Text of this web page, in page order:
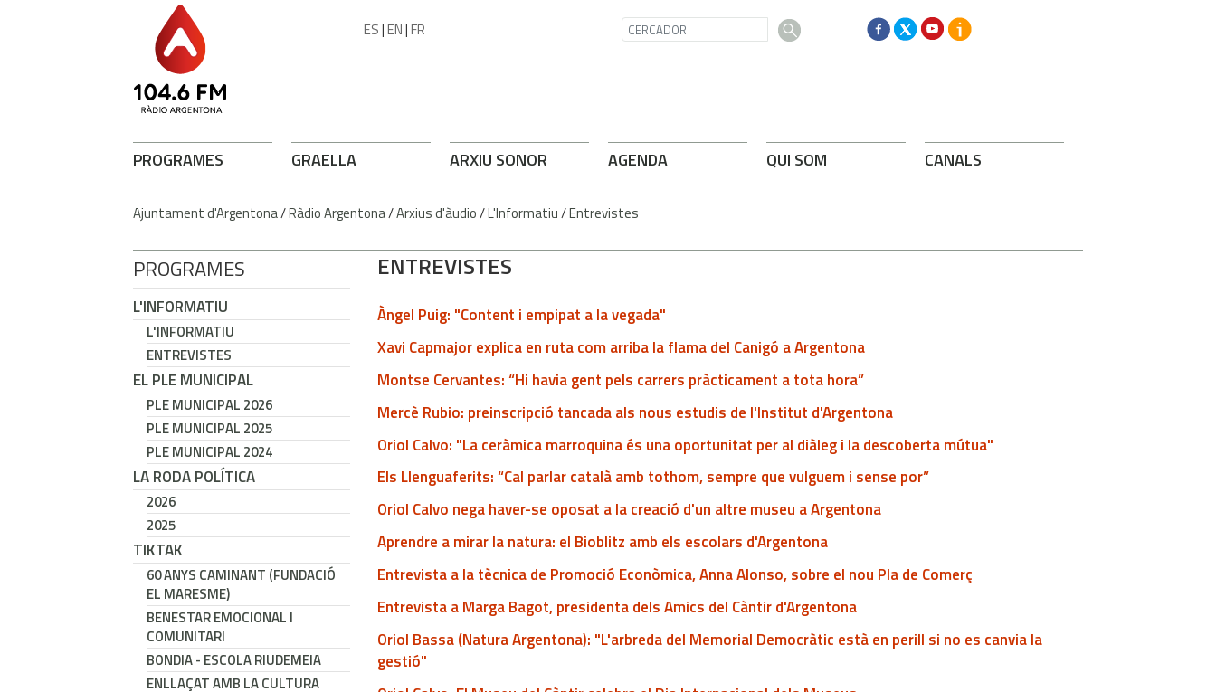
ES|EN|FR
PROGRAMES GRAELLA ARXIU SONOR AGENDA QUI SOM CANALS
Ajuntament d'Argentona/Ràdio Argentona/Arxius d'àudio/L'Informatiu/Entrevistes
PROGRAMES
L'INFORMATIU
L'INFORMATIU
ENTREVISTES
EL PLE MUNICIPAL
PLE MUNICIPAL 2026
PLE MUNICIPAL 2025
PLE MUNICIPAL 2024
LA RODA POLÍTICA
2026
2025
TIKTAK
60 ANYS CAMINANT (FUNDACIÓ
EL MARESME)
BENESTAR EMOCIONAL I
COMUNITARI
BONDIA - ESCOLA RIUDEMEIA
ENLLAÇAT AMB LA CULTURA
ENTREVISTES
Àngel Puig: "Content i empipat a la vegada"
Xavi Capmajor explica en ruta com arriba la flama del Canigó a Argentona
Montse Cervantes: “Hi havia gent pels carrers pràcticament a tota hora”
Mercè Rubio: preinscripció tancada als nous estudis de l'Institut d'Argentona
Oriol Calvo: "La ceràmica marroquina és una oportunitat per al diàleg i la descoberta mútua"
Els Llenguaferits: “Cal parlar català amb tothom, sempre que vulguem i sense por”
Oriol Calvo nega haver-se oposat a la creació d'un altre museu a Argentona
Aprendre a mirar la natura: el Bioblitz amb els escolars d'Argentona
Entrevista a la tècnica de Promoció Econòmica, Anna Alonso, sobre el nou Pla de Comerç
Entrevista a Marga Bagot, presidenta dels Amics del Càntir d'Argentona
Oriol Bassa (Natura Argentona): "L'arbreda del Memorial Democràtic està en perill si no es canvia la
gestió"